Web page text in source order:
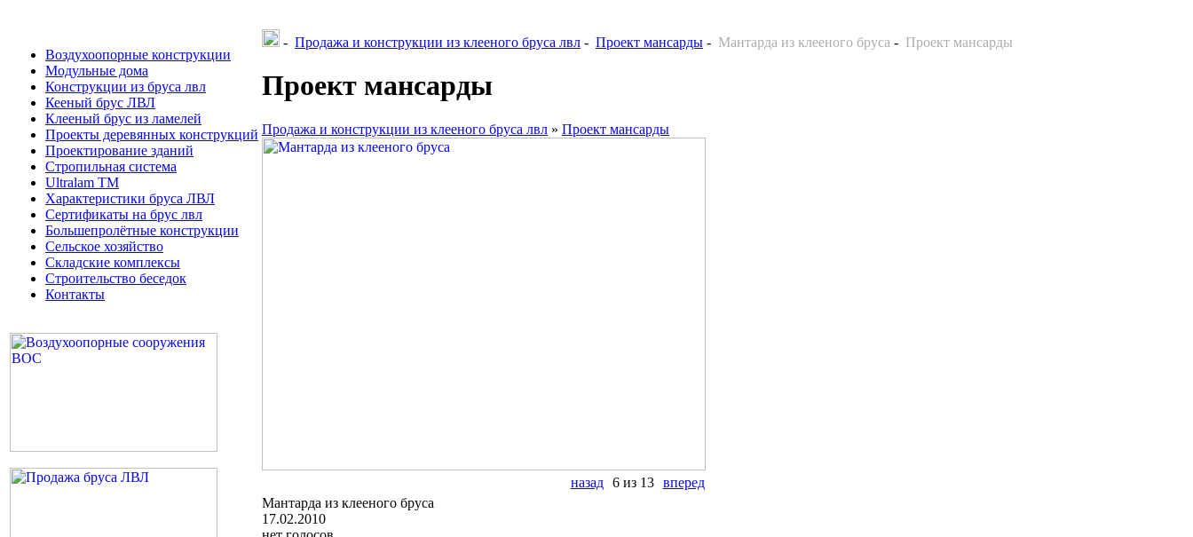
Воздухоопорные конструкции
Модульные дома
Конструкции из бруса лвл
Кееный брус ЛВЛ
Клееный брус из ламелей
Проекты деревянных конструкций
Проектирование зданий
Стропильная система
Ultralam TM
Характеристики бруса ЛВЛ
Сертификаты на брус лвл
Большепролётные конструкции
Сельское хозяйство
Складские комплексы
Строительство беседок
Контакты
- Продажа и конструкции из клееного бруса лвл - Проект мансарды - Мантарда из клееного бруса - Проект мансарды
Проект мансарды
Продажа и конструкции из клееного бруса лвл » Проект мансарды
назад 6 из 13
вперед
Мантарда из клееного бруса
17.02.2010